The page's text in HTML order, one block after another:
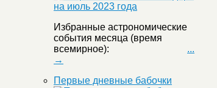
Избранные астрономические
события месяца (время
всемирное): ...
→
Первые дневные бабочки